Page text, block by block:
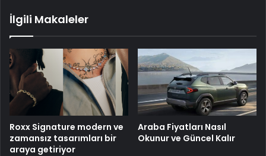
İlgili Makaleler
Roxx Signature modern ve
zamansız tasarımları bir
araya getiriyor
Araba Fiyatları Nasıl
Okunur ve Güncel Kalır